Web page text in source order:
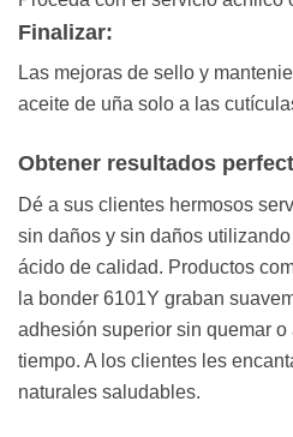
Finalizar:
Las mejoras de sello y
aceite de uña solo a las
Obtener resultados
Dé a sus clientes hermosos
sin daños y sin daños
ácido de calidad. Productos
la bonder 6101Y graban
adhesión superior sin quemar o
tiempo. A los clientes les
naturales saludables.